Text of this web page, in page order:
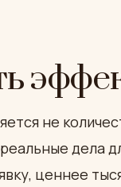
не
дела
ценнее